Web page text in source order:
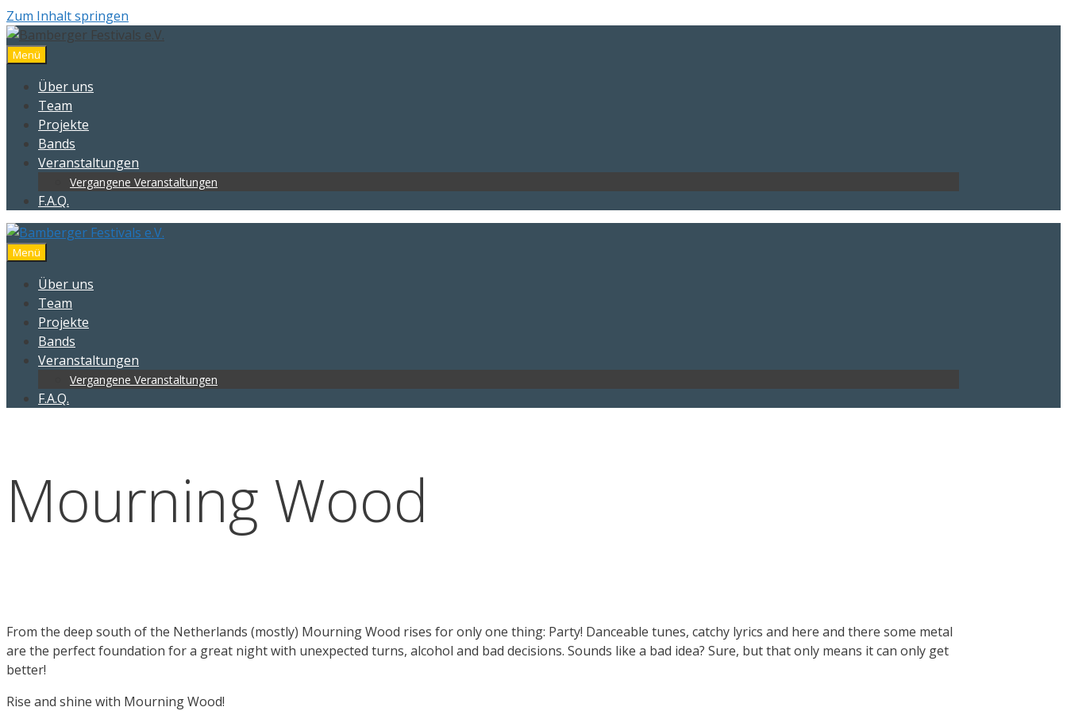
Zum Inhalt springen
Menü
Über uns
Team
Projekte
Bands
Veranstaltungen
Vergangene Veranstaltungen
F.A.Q.
Menü
Über uns
Team
Projekte
Bands
Veranstaltungen
Vergangene Veranstaltungen
F.A.Q.
Mourning Wood
From the deep south of the Netherlands (mostly) Mourning Wood rises for only one thing: Party! Danceable tunes, catchy lyrics and here and there some metal
are the perfect foundation for a great night with unexpected turns, alcohol and bad decisions. Sounds like a bad idea? Sure, but that only means it can only get
better!
Rise and shine with Mourning Wood!